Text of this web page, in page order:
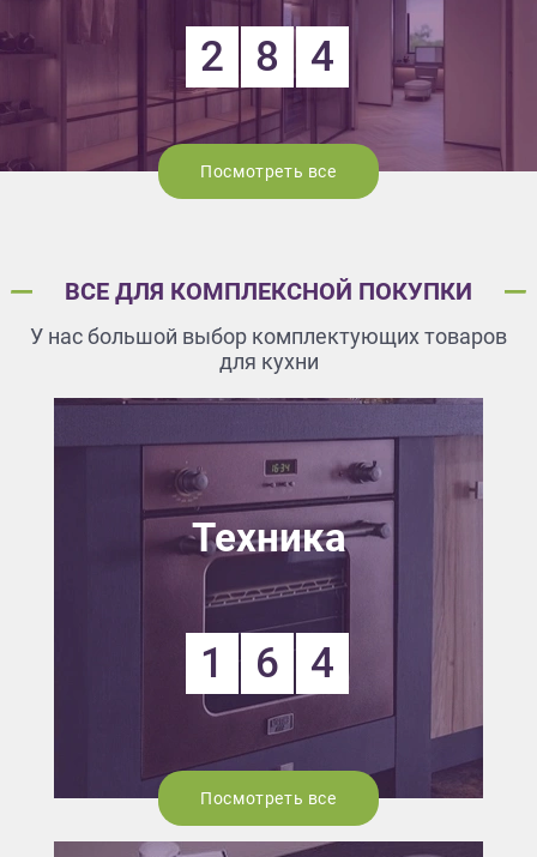
2 8 4
Посмотреть все
ВСЕ ДЛЯ КОМПЛЕКСНОЙ ПОКУПКИ
У нас большой выбор комплектующих товаров
для кухни
Техника
1 6 4
Посмотреть все